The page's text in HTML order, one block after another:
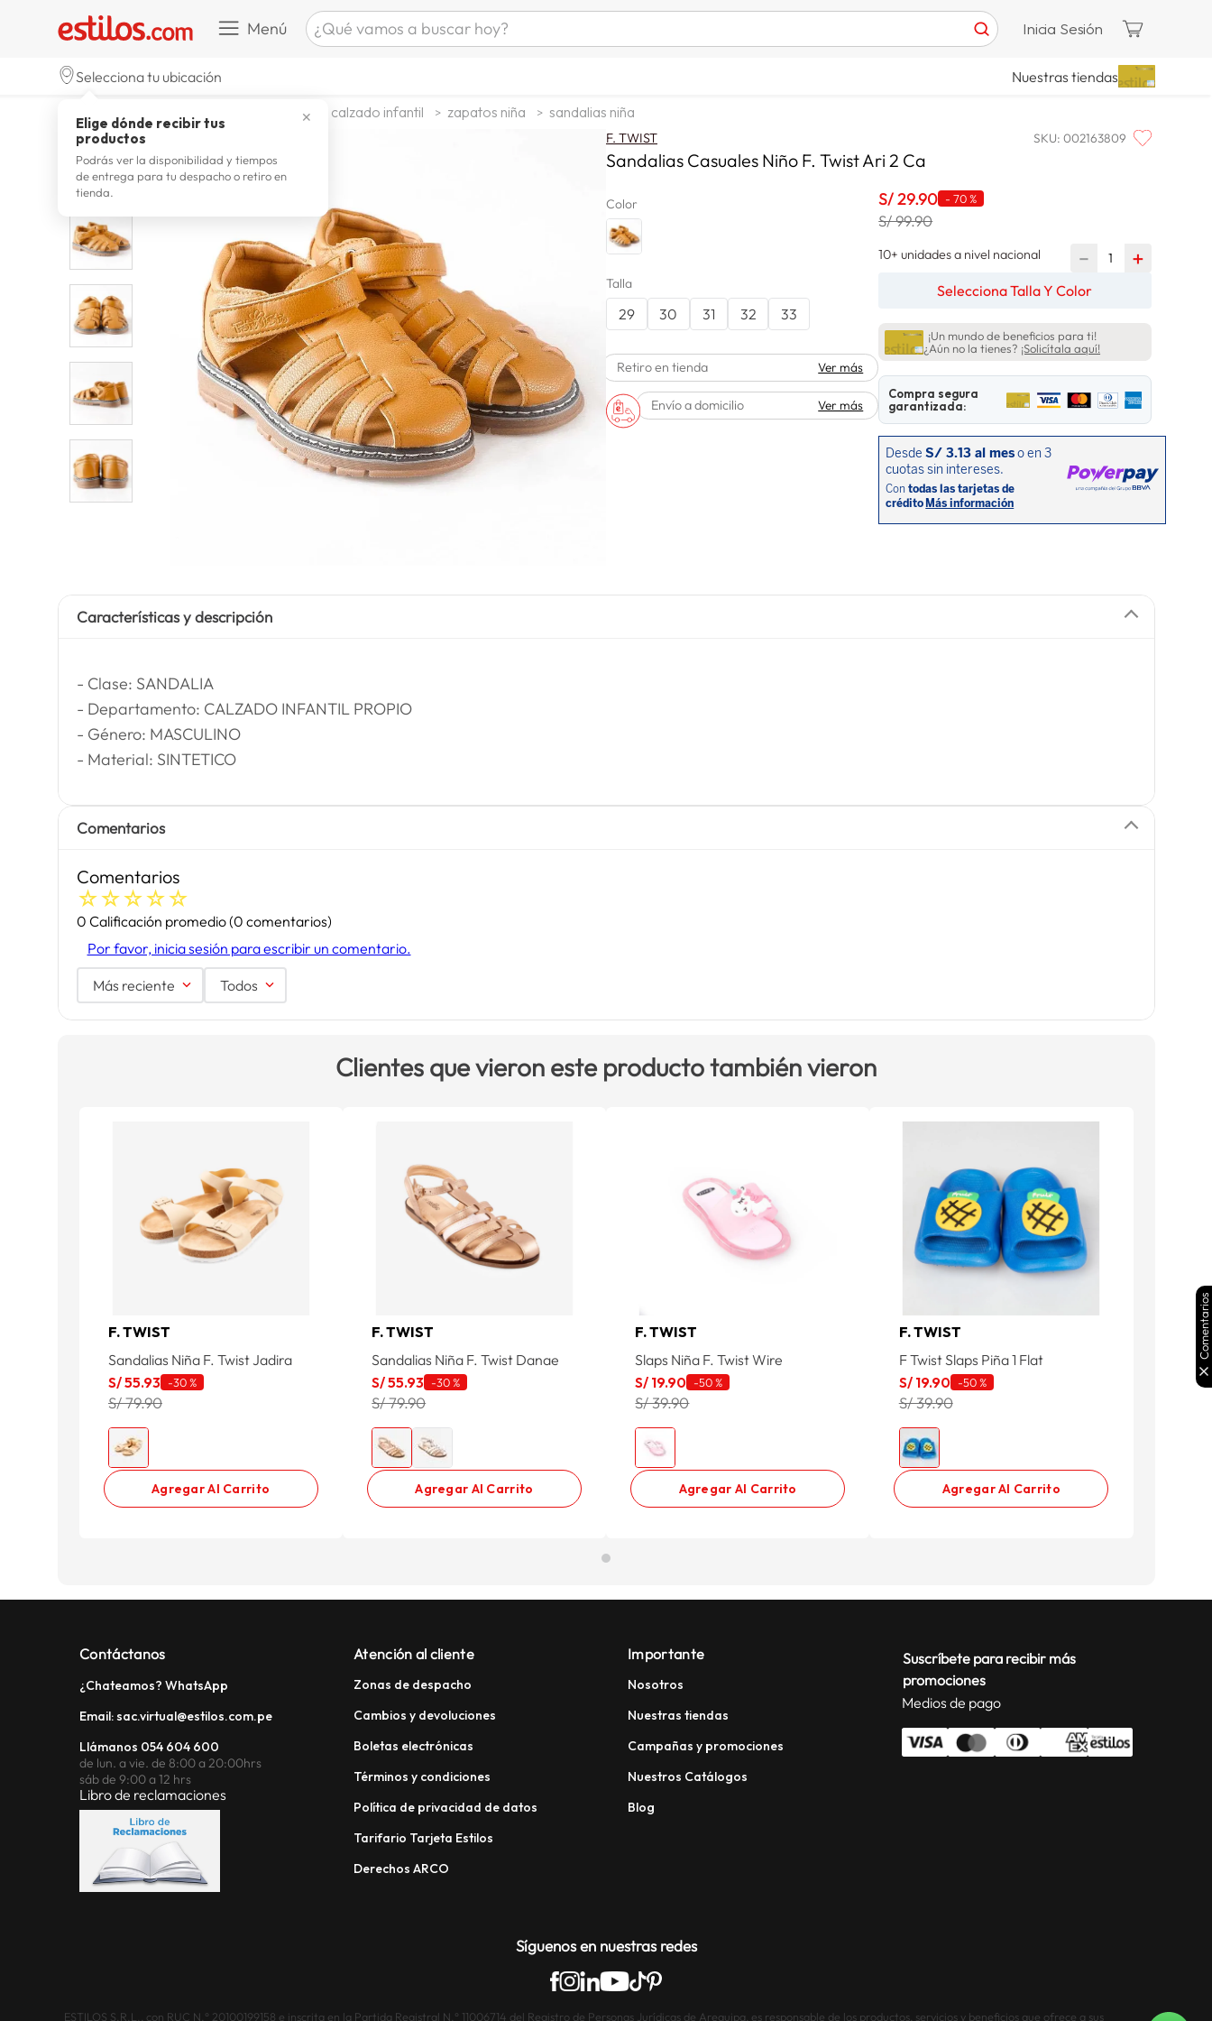
Menú ¿Qué vamos a buscar hoy?
5. moda
6. tv
7. spiderman
8. laptop
9. terrex
10. lavadora
Inicia Sesión
Selecciona tu ubicación
✕
Elige dónde recibir tus
productos
Podrás ver la disponibilidad y tiempos
de entrega para tu despacho o retiro en
tienda.
Nuestras tiendas
zapatos calzado infantil zapatos niña sandalias niña
F. TWIST SKU: 002163809
Sandalias Casuales Niño F. Twist Ari 2 Ca
Color
Talla
29 30 31 32 33
Retiro en tienda Ver más
Envío a domicilio Ver más
S/29.90 -70 %
S/ 99.90
10+ unidades a nivel nacional ＋
－
Selecciona Talla Y Color
¡Un mundo de beneficios para ti!
¿Aún no la tienes? ¡Solicítala aquí!
Compra segura
garantizada:
Características y descripción
- Clase: SANDALIA
- Departamento: CALZADO INFANTIL PROPIO
- Género: MASCULINO
- Material: SINTETICO
Comentarios
Comentarios
☆☆☆☆☆
0 Calificación promedio(0 comentarios)
Por favor, inicia sesión para escribir un comentario.
Más reciente Todos
Clientes que vieron este producto también vieron
F. TWIST
Sandalias Niña F. Twist Jadira
S/55.93 -30 %
S/ 79.90
Agregar Al Carrito
F. TWIST
Sandalias Niña F. Twist Danae
S/55.93 -30 %
S/ 79.90
Agregar Al Carrito
F. TWIST
Slaps Niña F. Twist Wire
S/ 19.90 -50 %
S/ 39.90
Agregar Al Carrito
F. TWIST
F Twist Slaps Piña 1 Flat
S/ 19.90 -50 %
S/ 39.90
Agregar Al Carrito
Contáctanos
¿Chateamos? WhatsApp
Email: sac.virtual@estilos.com.pe
Llámanos 054 604 600
de lun. a vie. de 8:00 a 20:00hrs
sáb de 9:00 a 12 hrs
Libro de reclamaciones
Atención al cliente
Zonas de despacho
Cambios y devoluciones
Boletas electrónicas
Términos y condiciones
Política de privacidad de datos
Tarifario Tarjeta Estilos
Derechos ARCO
Importante
Nosotros
Nuestras tiendas
Campañas y promociones
Nuestros Catálogos
Blog
Suscríbete para recibir más
promociones
Medios de pago
Síguenos en nuestras redes
ESTILOS S.R.L., con RUC N.° 20100199158 e inscrita en la Partida Registral N.° 11006714 del Registro de Personas Jurídicas de Arequipa, es responsable de los productos, servicios y beneficios que ofrece a sus
Comentarios